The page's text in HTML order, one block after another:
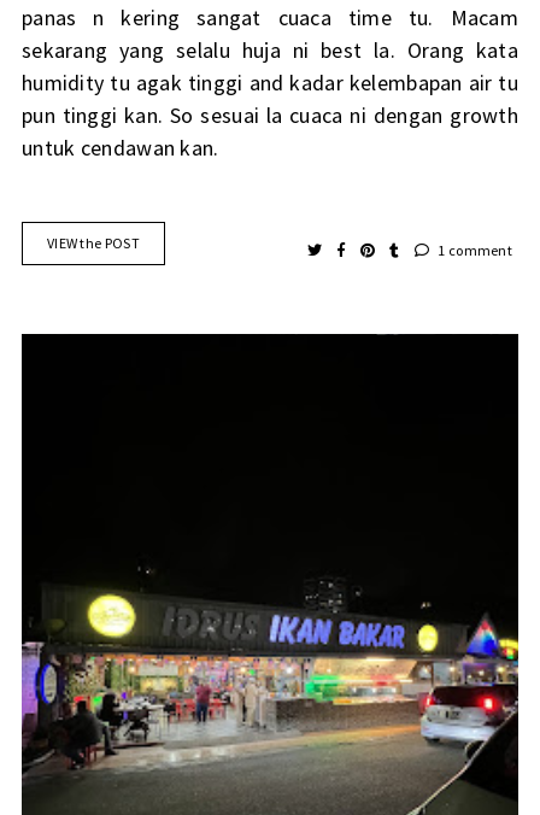
panas n kering sangat cuaca time tu. Macam
sekarang yang selalu huja ni best la. Orang kata
humidity tu agak tinggi and kadar kelembapan air tu
pun tinggi kan. So sesuai la cuaca ni dengan growth
untuk cendawan kan.
VIEW the POST 1 comment